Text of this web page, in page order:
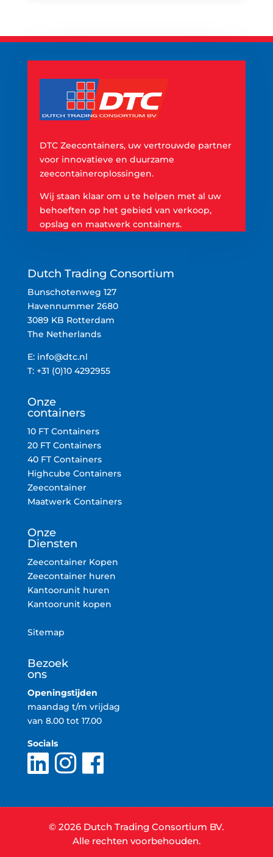
DTC Zeecontainers, uw vertrouwde partner
voor innovatieve en duurzame
zeecontaineroplossingen.
Wij staan klaar om u te helpen met al uw
behoeften op het gebied van verkoop,
opslag en maatwerk containers.
Dutch Trading Consortium
Bunschotenweg 127
Havennummer 2680
3089 KB Rotterdam
The Netherlands
E: info@dtc.nl
T: +31 (0)10 4292955
Onze
containers
10 FT Containers
20 FT Containers
40 FT Containers
Highcube Containers
Zeecontainer
Maatwerk Containers
Onze
Diensten
Zeecontainer Kopen
Zeecontainer huren
Kantoorunit huren
Kantoorunit kopen
Sitemap
Bezoek
ons
Openingstijden
maandag t/m vrijdag
van 8.00 tot 17.00
Socials
© 2026 Dutch Trading Consortium BV.
Alle rechten voorbehouden.